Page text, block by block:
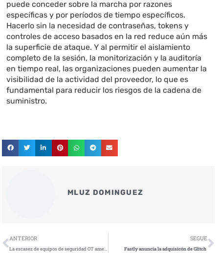
puede conceder sobre la marcha por razones
específicas y por períodos de tiempo específicos.
Hacerlo sin la necesidad de contraseñas, tokens y
controles de acceso basados en la red reduce aún más
la superficie de ataque. Y al permitir el aislamiento
completo de la sesión, la monitorización y la auditoría
en tiempo real, las organizaciones pueden aumentar la
visibilidad de la actividad del proveedor, lo que es
fundamental para reducir los riesgos de la cadena de
suministro.
MLUZ DOMINGUEZ
Ant
ANTERIOR
La escasez de equipos de seguridad OT amenaza la protección en el 16% de las organizaciones industriales europeas
SEGUE
Fastly anuncia la adquisicón de Glitch